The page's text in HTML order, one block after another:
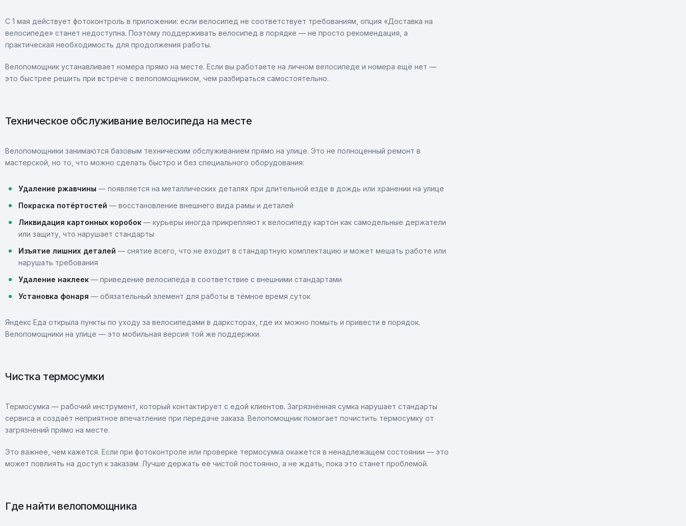
С 1 мая действует фотоконтроль в приложении: если велосипед не соответствует требованиям, опция «Доставка на
велосипеде» станет недоступна. Поэтому поддерживать велосипед в порядке — не просто рекомендация, а
практическая необходимость для продолжения работы.
Велопомощник устанавливает номера прямо на месте. Если вы работаете на личном велосипеде и номера ещё нет —
это быстрее решить при встрече с велопомощником, чем разбираться самостоятельно.
Техническое обслуживание велосипеда на месте
Велопомощники занимаются базовым техническим обслуживанием прямо на улице. Это не полноценный ремонт в
мастерской, но то, что можно сделать быстро и без специального оборудования:
Удаление ржавчины — появляется на металлических деталях при длительной езде в дождь или хранении на улице
Покраска потёртостей — восстановление внешнего вида рамы и деталей
Ликвидация картонных коробок — курьеры иногда прикрепляют к велосипеду картон как самодельные держатели
или защиту, что нарушает стандарты
Изъятие лишних деталей — снятие всего, что не входит в стандартную комплектацию и может мешать работе или
нарушать требования
Удаление наклеек — приведение велосипеда в соответствие с внешними стандартами
Установка фонаря — обязательный элемент для работы в тёмное время суток
Яндекс Еда открыла пункты по уходу за велосипедами в дарксторах, где их можно помыть и привести в порядок.
Велопомощники на улице — это мобильная версия той же поддержки.
Чистка термосумки
Термосумка — рабочий инструмент, который контактирует с едой клиентов. Загрязнённая сумка нарушает стандарты
сервиса и создаёт неприятное впечатление при передаче заказа. Велопомощник помогает почистить термосумку от
загрязнений прямо на месте.
Это важнее, чем кажется. Если при фотоконтроле или проверке термосумка окажется в ненадлежащем состоянии — это
может повлиять на доступ к заказам. Лучше держать её чистой постоянно, а не ждать, пока это станет проблемой.
Где найти велопомощника